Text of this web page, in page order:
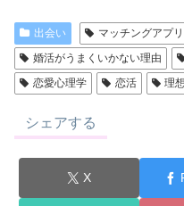
出会い マッチングアプ
婚活がうまくいかない理由
恋愛心理学
恋活 理
シェアする
X